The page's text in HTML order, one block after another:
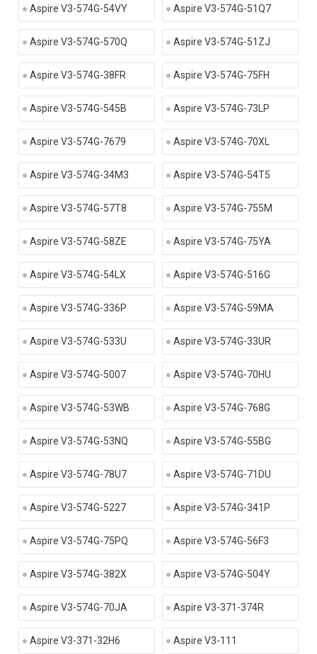
Aspire V3-574G-54VY Aspire V3-574G-51Q7
Aspire V3-574G-570Q Aspire V3-574G-51ZJ
Aspire V3-574G-38FR Aspire V3-574G-75FH
Aspire V3-574G-545B Aspire V3-574G-73LP
Aspire V3-574G-7679 Aspire V3-574G-70XL
Aspire V3-574G-34M3 Aspire V3-574G-54T5
Aspire V3-574G-57T8 Aspire V3-574G-755M
Aspire V3-574G-58ZE Aspire V3-574G-75YA
Aspire V3-574G-54LX Aspire V3-574G-516G
Aspire V3-574G-336P Aspire V3-574G-59MA
Aspire V3-574G-533U Aspire V3-574G-33UR
Aspire V3-574G-5007 Aspire V3-574G-70HU
Aspire V3-574G-53WB Aspire V3-574G-768G
Aspire V3-574G-53NQ Aspire V3-574G-55BG
Aspire V3-574G-78U7 Aspire V3-574G-71DU
Aspire V3-574G-5227 Aspire V3-574G-341P
Aspire V3-574G-75PQ Aspire V3-574G-56F3
Aspire V3-574G-382X Aspire V3-574G-504Y
Aspire V3-574G-70JA Aspire V3-371-374R
Aspire V3-371-32H6 Aspire V3-111